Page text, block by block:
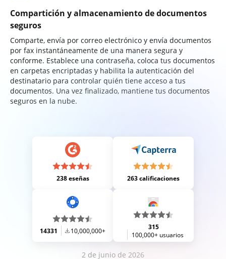
Compartición y almacenamiento de documentos
seguros
Comparte, envía por correo electrónico y envía documentos
por fax instantáneamente de una manera segura y
conforme. Establece una contraseña, coloca tus documentos
en carpetas encriptadas y habilita la autenticación del
destinatario para controlar quién tiene acceso a tus
documentos. Una vez finalizado, mantiene tus documentos
seguros en la nube.
238 eseñas 263 calificaciones
14331 10,000,000+
315
100,000+ usuarios
2 de junio de 2026